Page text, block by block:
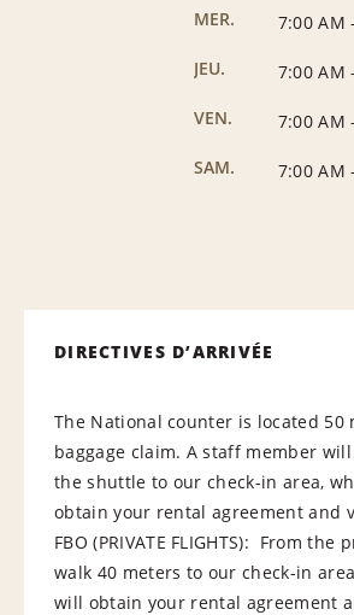
MER.
7:00 AM -
JEU.
7:00 AM -
VEN.
7:00 AM -
SAM.
7:00 AM -
DIRECTIVES D’ARRIVÉE
The National counter is located 50
baggage claim. A staff member
the shuttle to our check-in area,
obtain your rental agreement and
FBO (PRIVATE FLIGHTS): From
walk 40 meters to our check-in
will obtain your rental agreement